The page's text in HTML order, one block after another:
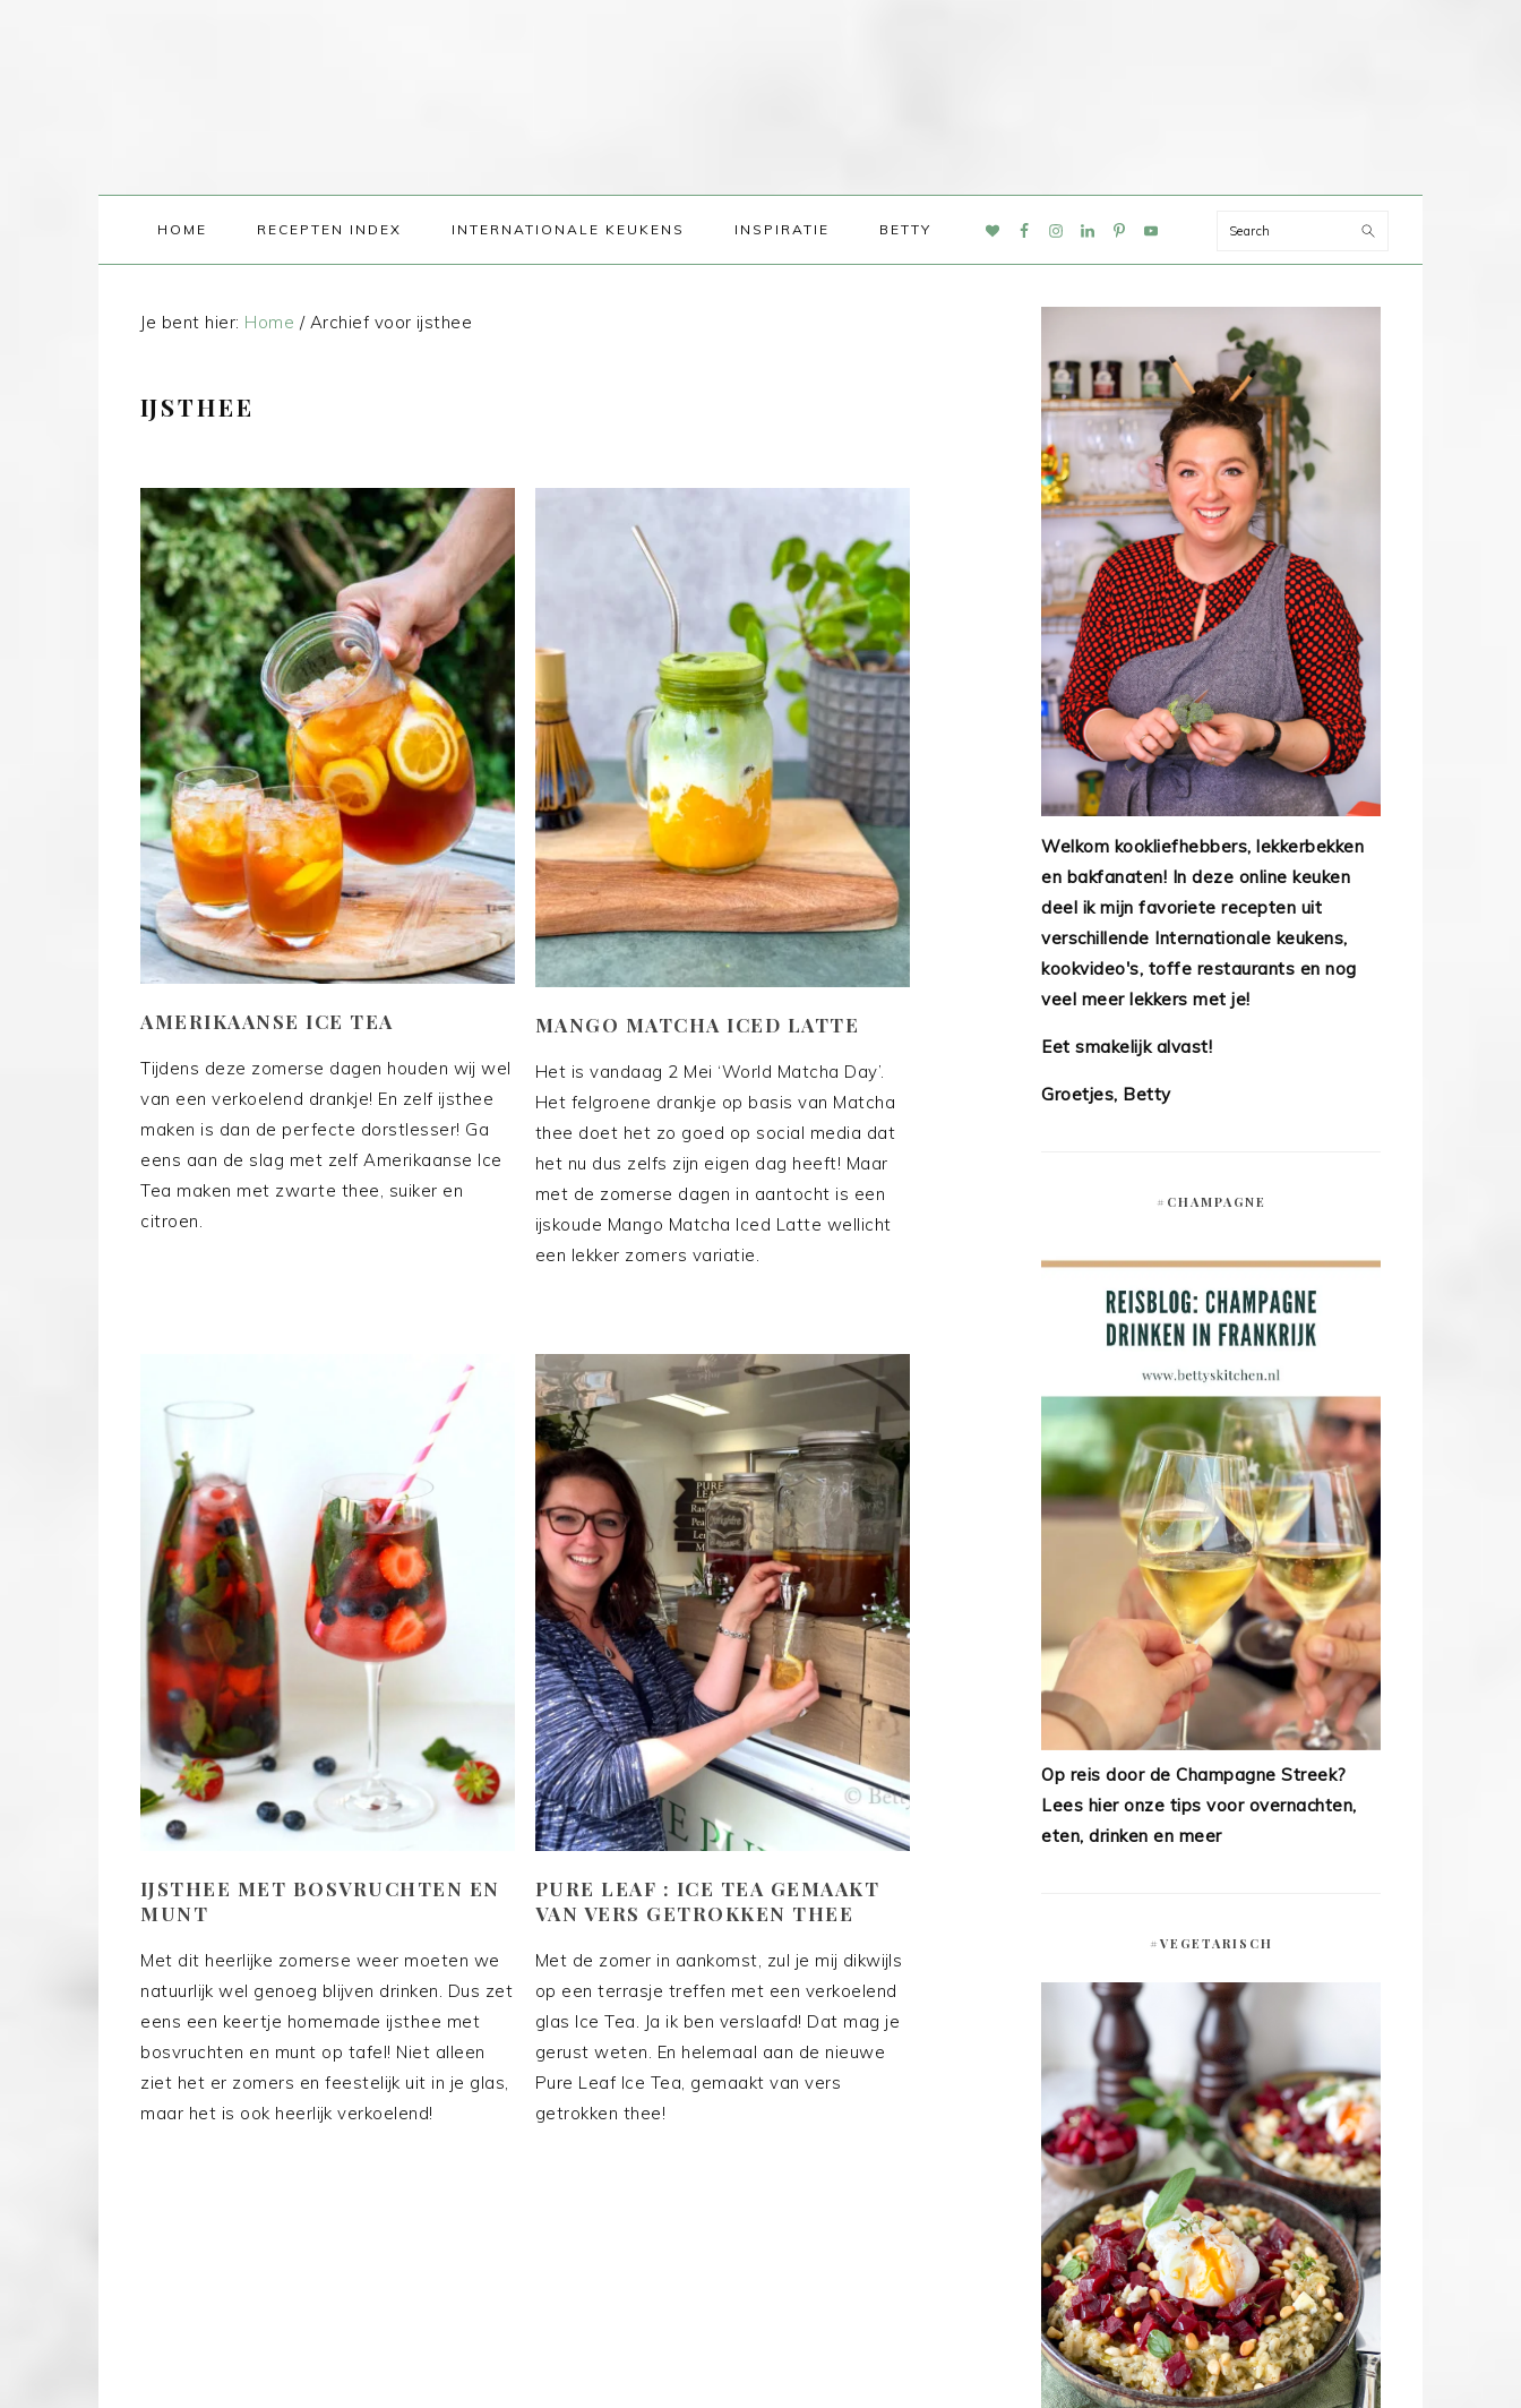
HOME RECEPTEN INDEX INTERNATIONALE KEUKENS INSPIRATIE BETTY
NAV
Search
Je bent hier: Home /Archief voor ijsthee
IJSTHEE
AMERIKAANSE ICE TEA
Tijdens deze zomerse dagen houden wij wel
van een verkoelend drankje! En zelf ijsthee
maken is dan de perfecte dorstlesser! Ga
eens aan de slag met zelf Amerikaanse Ice
Tea maken met zwarte thee, suiker en
citroen.
MANGO MATCHA ICED LATTE
Het is vandaag 2 Mei ‘World Matcha Day’.
Het felgroene drankje op basis van Matcha
thee doet het zo goed op social media dat
het nu dus zelfs zijn eigen dag heeft! Maar
met de zomerse dagen in aantocht is een
ijskoude Mango Matcha Iced Latte wellicht
een lekker zomers variatie.
IJSTHEE MET BOSVRUCHTEN EN
MUNT
Met dit heerlijke zomerse weer moeten we
natuurlijk wel genoeg blijven drinken. Dus zet
eens een keertje homemade ijsthee met
bosvruchten en munt op tafel! Niet alleen
ziet het er zomers en feestelijk uit in je glas,
maar het is ook heerlijk verkoelend!
PURE LEAF : ICE TEA GEMAAKT
VAN VERS GETROKKEN THEE
Met de zomer in aankomst, zul je mij dikwijls
op een terrasje treffen met een verkoelend
glas Ice Tea. Ja ik ben verslaafd! Dat mag je
gerust weten. En helemaal aan de nieuwe
Pure Leaf Ice Tea, gemaakt van vers
getrokken thee!
Welkom kookliefhebbers, lekkerbekken
en bakfanaten! In deze online keuken
deel ik mijn favoriete recepten uit
verschillende Internationale keukens,
kookvideo's, toffe restaurants en nog
veel meer lekkers met je!
Eet smakelijk alvast!
Groetjes, Betty
#CHAMPAGNE
Op reis door de Champagne Streek?
Lees hier onze tips voor overnachten,
eten, drinken en meer
#VEGETARISCH